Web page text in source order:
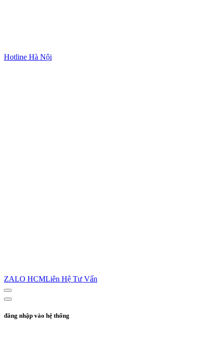
Hotline Hà Nội
ZALO HCMLiên Hệ Tư Vấn
đăng nhập vào hệ thống